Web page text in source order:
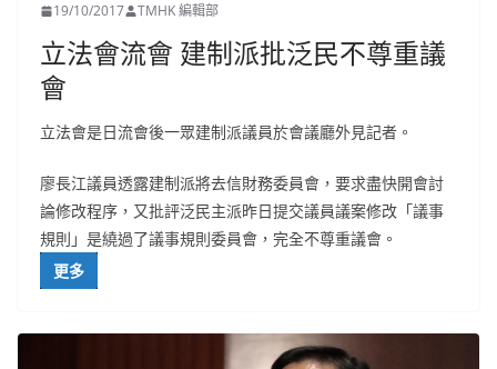
19/10/2017 TMHK 編輯部
立法會流會 建制派批泛民不尊重議
會
立法會是日流會後一眾建制派議員於會議廳外見記者。
廖長江議員透露建制派將去信財務委員會，要求盡快開會討
論修改程序，又批評泛民主派昨日提交議員議案修改「議事
規則」是繞過了議事規則委員會，完全不尊重議會。
更多